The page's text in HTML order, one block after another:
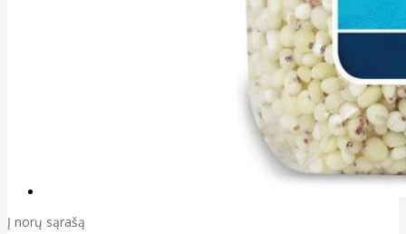
Į norų sąrašą